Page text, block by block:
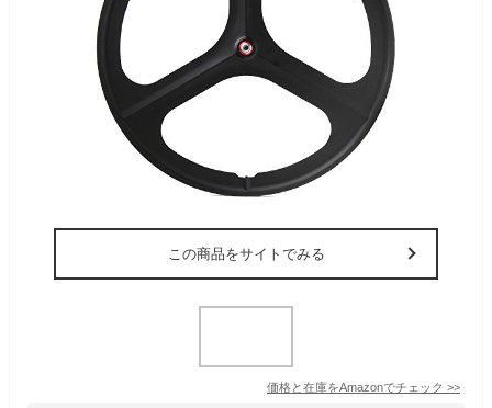
この商品をサイトでみる
価格と在庫をAmazonでチェック >>